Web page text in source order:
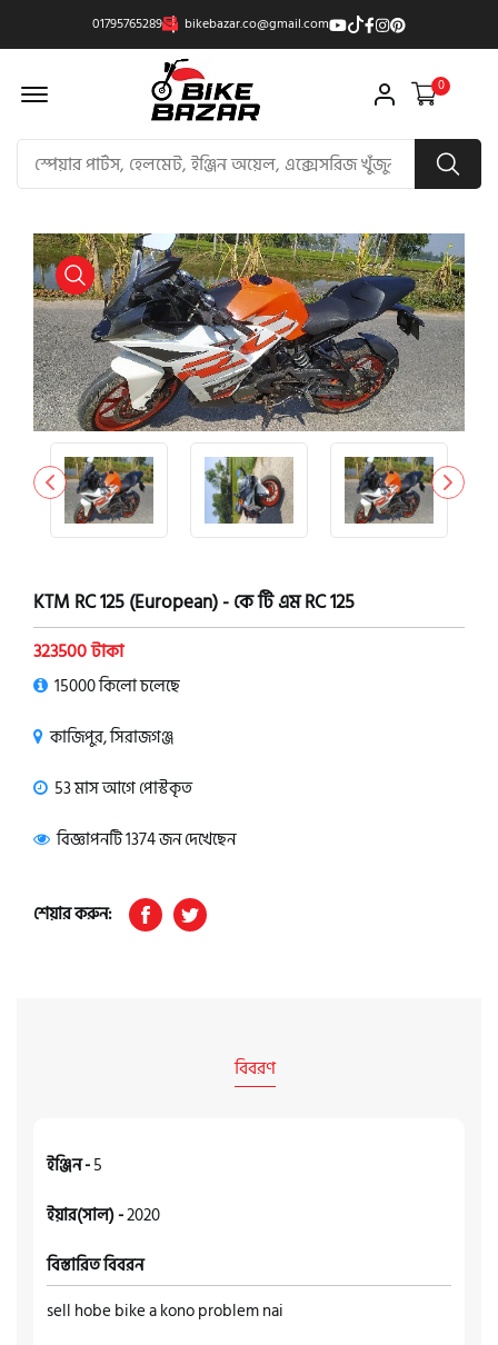
01795765289 bikebazar.co@gmail.com
Offcanvas Menu Open 0
product view
KTM RC 125 (European) - কে টি এম RC 125
323500 টাকা
15000 কিলো চলেছে
কাজিপুর, সিরাজগঞ্জ
53 মাস আগে পোস্টকৃত
বিজ্ঞাপনটি 1374 জন দেখেছেন
শেয়ার করুন:
বিবরণ
ইঞ্জিন -5
ইয়ার(সাল) -2020
বিস্তারিত বিবরন
sell hobe bike a kono problem nai